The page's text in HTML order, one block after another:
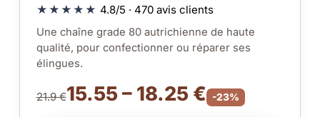
★★★★★ 4.8/5 · 470 avis clients
Une chaîne grade 80 autrichienne de haute
qualité, pour confectionner ou réparer ses
élingues.
21.9 €15.55 – 18.25 € -23%